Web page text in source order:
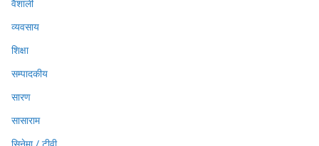
वैशाली
व्यवसाय
शिक्षा
सम्पादकीय
सारण
सासाराम
सिनेमा / टीवी